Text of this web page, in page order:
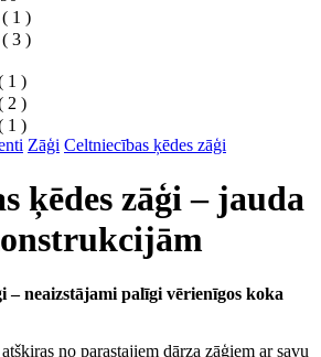
( 1 )
( 3 )
1 )
2 )
1 )
Zāģi Celtniecības ķēdes zāģi
ķēdes zāģi – jauda
– neaizstājami palīgi vērienīgos koka
no parastajiem dārza zāģiem ar savu